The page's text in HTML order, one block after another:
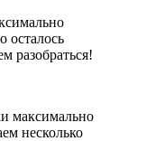
осталось
разобраться!
максимально
несколько